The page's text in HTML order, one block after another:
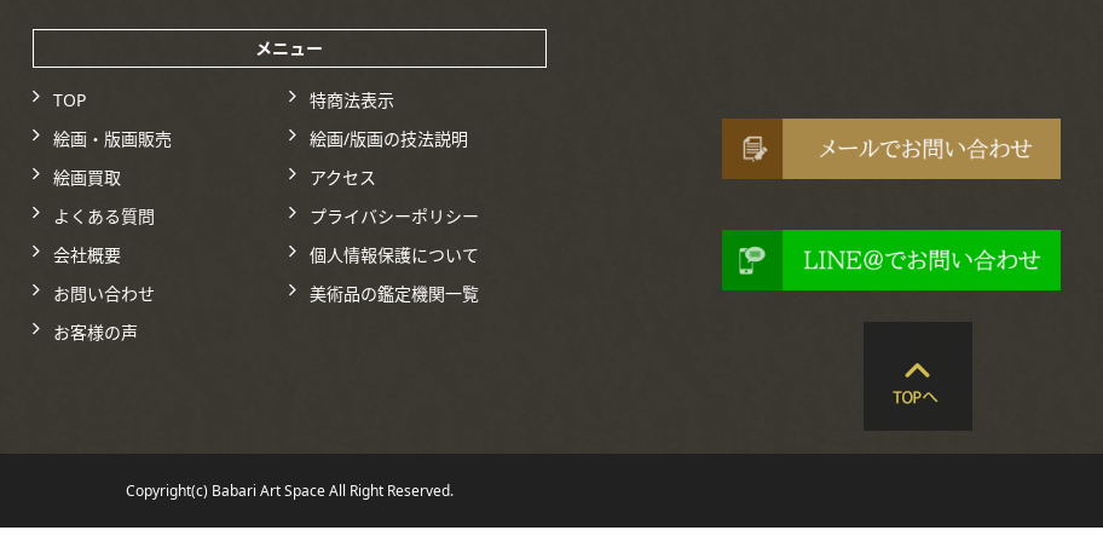
メニュー
TOP
特商法表示
絵画・版画販売
絵画/版画の技法説明
絵画買取
アクセス
よくある質問
プライバシーポリシー
会社概要
個人情報保護について
お問い合わせ
美術品の鑑定機関一覧
お客様の声
Copyright(c) Babari Art Space All Right Reserved.